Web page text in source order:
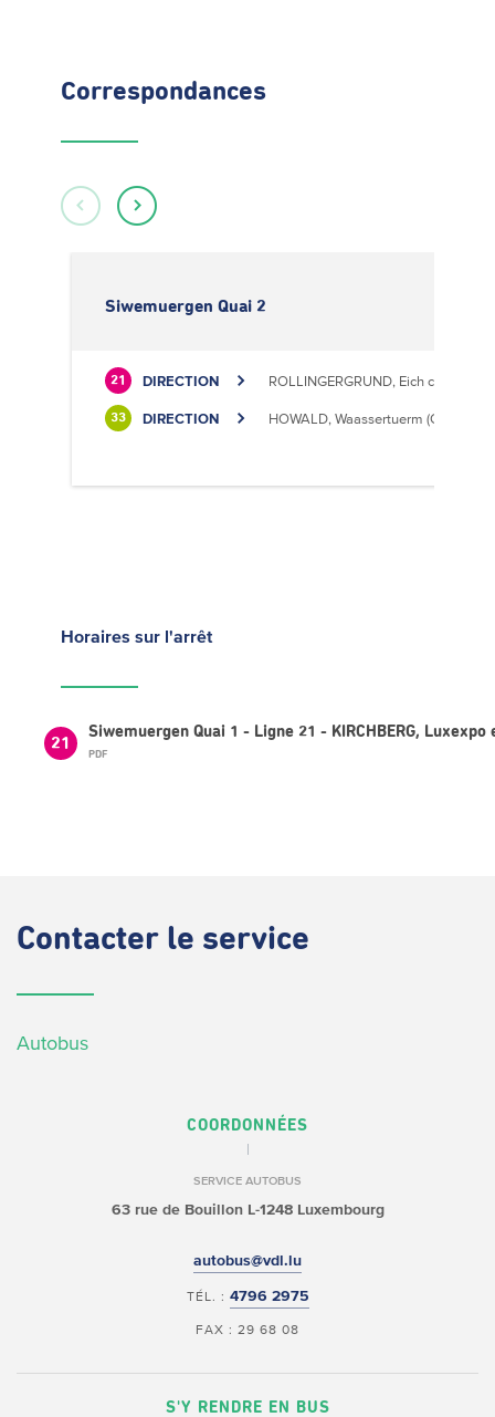
Correspondances
Siwemuergen Quai 2
21 DIRECTION ROLLINGERGRUND, Eich centre
33 DIRECTION HOWALD, Waassertuerm (CIPA)
Horaires sur l'arrêt
21
Siwemuergen Quai 1 - Ligne 21 - KIRCHBERG, Luxexpo
PDF
Contacter le service
Autobus
COORDONNÉES
SERVICE AUTOBUS
63 rue de BouillonL-1248 Luxembourg
autobus@vdl.lu
TÉL. : 4796 2975
FAX : 29 68 08
S'Y RENDRE EN BUS